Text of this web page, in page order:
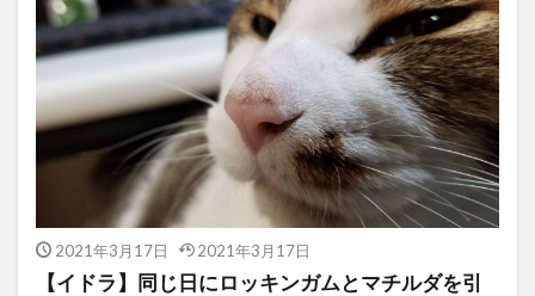
2021年3月17日 2021年3月17日
【イドラ】同じ日にロッキンガムとマチルダを引